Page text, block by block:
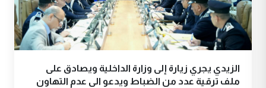
الزيدي يجري زيارة إلى وزارة الداخلية ويصادق على
ملف ترقية عدد من الضباط ويدعو الى عدم التهاون